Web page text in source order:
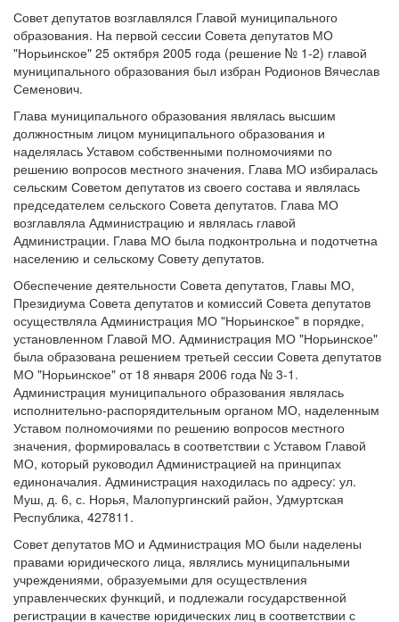
Совет депутатов возглавлялся Главой муниципального
образования. На первой сессии Совета депутатов МО
"Норьинское" 25 октября 2005 года (решение № 1-2) главой
муниципального образования был избран Родионов Вячеслав
Семенович.
Глава муниципального образования являлась высшим
должностным лицом муниципального образования и
наделялась Уставом собственными полномочиями по
решению вопросов местного значения. Глава МО избиралась
сельским Советом депутатов из своего состава и являлась
председателем сельского Совета депутатов. Глава МО
возглавляла Администрацию и являлась главой
Администрации. Глава МО была подконтрольна и подотчетна
населению и сельскому Совету депутатов.
Обеспечение деятельности Совета депутатов, Главы МО,
Президиума Совета депутатов и комиссий Совета депутатов
осуществляла Администрация МО "Норьинское" в порядке,
установленном Главой МО. Администрация МО "Норьинское"
была образована решением третьей сессии Совета депутатов
МО "Норьинское" от 18 января 2006 года № 3-1.
Администрация муниципального образования являлась
исполнительно-распорядительным органом МО, наделенным
Уставом полномочиями по решению вопросов местного
значения, формировалась в соответствии с Уставом Главой
МО, который руководил Администрацией на принципах
единоначалия. Администрация находилась по адресу: ул.
Муш, д. 6, с. Норья, Малопургинский район, Удмуртская
Республика, 427811.
Совет депутатов МО и Администрация МО были наделены
правами юридического лица, являлись муниципальными
учреждениями, образуемыми для осуществления
управленческих функций, и подлежали государственной
регистрации в качестве юридических лиц в соответствии с